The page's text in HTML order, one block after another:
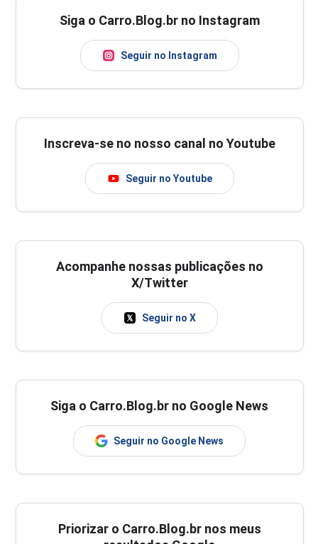
Siga o Carro.Blog.br no Instagram
Seguir no Instagram
Inscreva-se no nosso canal no Youtube
Seguir no Youtube
Acompanhe nossas publicações no
X/Twitter
Seguir no X
Siga o Carro.Blog.br no Google News
Seguir no Google News
Priorizar o Carro.Blog.br nos meus